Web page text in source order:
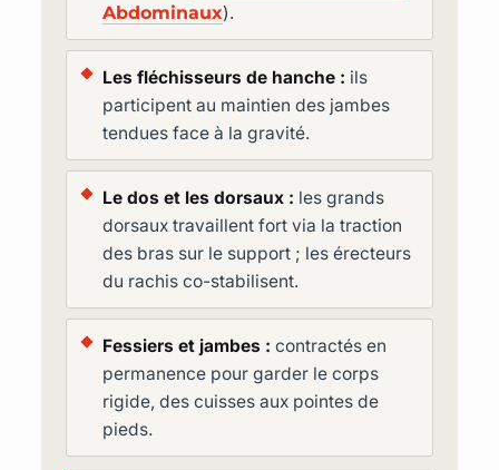
Abdominaux).
Les fléchisseurs de hanche : ils
participent au maintien des jambes
tendues face à la gravité.
Le dos et les dorsaux : les grands
dorsaux travaillent fort via la traction
des bras sur le support ; les érecteurs
du rachis co-stabilisent.
Fessiers et jambes : contractés en
permanence pour garder le corps
rigide, des cuisses aux pointes de
pieds.